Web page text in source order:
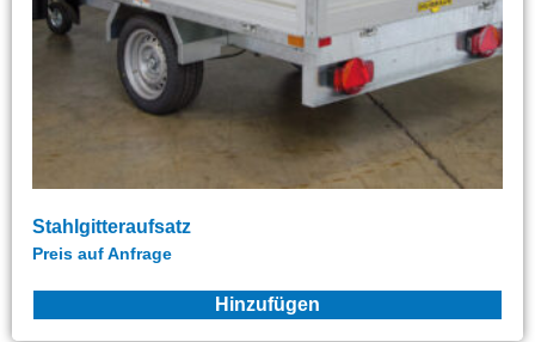
Stahlgitteraufsatz
Preis auf Anfrage
Hinzufügen